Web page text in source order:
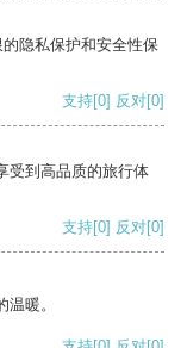
隐私保护和安全性保
支持[0] 反对[0]
受到高品质的旅行体
支持[0] 反对[0]
暖。